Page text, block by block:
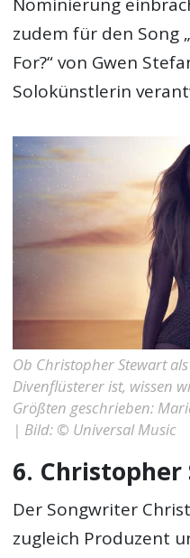
zudem für den Song
For?“ von Gwen
Solokünstlerin
Ob Christopher Stewart
Divenflüsterer ist, wissen
Größten geschrieben:
| Bild: © Universal Music
6.
Der Songwriter
zugleich Produzent